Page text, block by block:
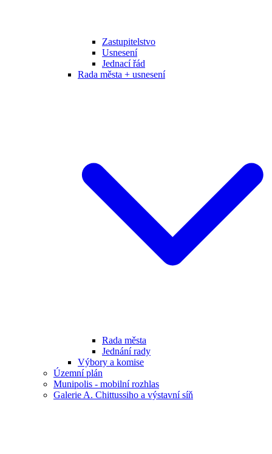
Zastupitelstvo
Usnesení
Jednací řád
Rada města + usnesení
Rada města
Jednání rady
Výbory a komise
Územní plán
Munipolis - mobilní rozhlas
Galerie A. Chittussiho a výstavní síň